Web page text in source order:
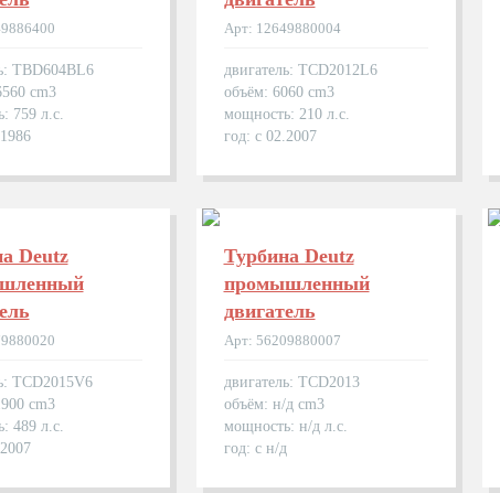
TBD604BL6
cm3
759 л.с.
Арт: 12649880004
двигатель: TCD2012L6
объём: 6060 cm3
мощность: 210 л.с.
год: с 02.2007
Deutz
TCD2015V6
cm3
489 л.с.
Турбина Deutz
промышленный
двигатель
Арт: 56209880007
двигатель: TCD2013
объём: н/д cm3
мощность: н/д л.с.
год: с н/д